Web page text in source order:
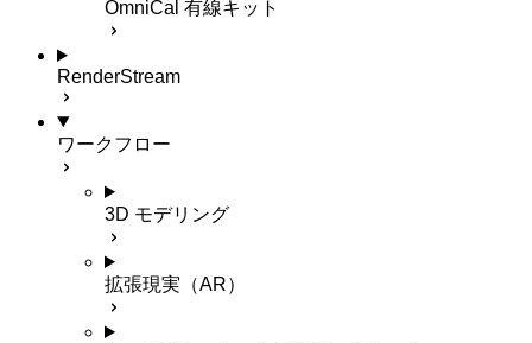
OmniCal 有線キット
RenderStream
ワークフロー
3D モデリング
拡張現実（AR）